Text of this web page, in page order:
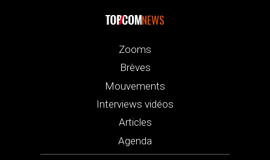
NEWS
Zooms
Brèves
Mouvements
Interviews vidéos
Articles
Agenda